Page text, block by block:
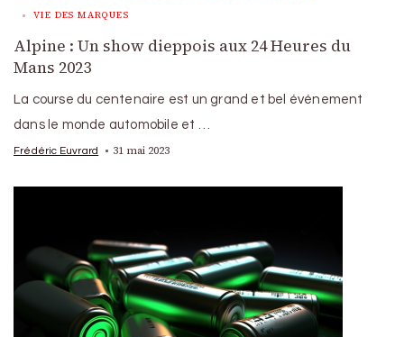
VIE DES MARQUES
Alpine : Un show dieppois aux 24 Heures du
Mans 2023
La course du centenaire est un grand et bel événement
dans le monde automobile et …
Frédéric Euvrard 31 mai 2023